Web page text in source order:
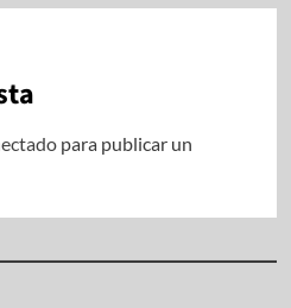
para publicar un